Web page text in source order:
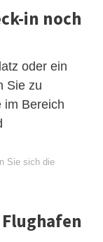
in noch
oder ein
Sie zu
im Bereich
Sie sich die